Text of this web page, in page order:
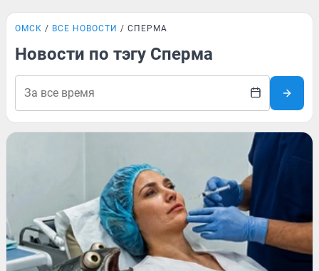
ОМСК ВСЕ НОВОСТИ СПЕРМА
Новости по тэгу Сперма